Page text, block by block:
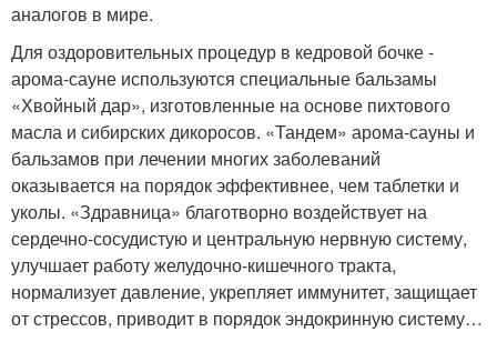
аналогов в мире.
Для оздоровительных процедур в кедровой бочке -
арома-сауне используются специальные бальзамы
«Хвойный дар», изготовленные на основе пихтового
масла и сибирских дикоросов. «Тандем» арома-сауны и
бальзамов при лечении многих заболеваний
оказывается на порядок эффективнее, чем таблетки и
уколы. «Здравница» благотворно воздействует на
сердечно-сосудистую и центральную нервную систему,
улучшает работу желудочно-кишечного тракта,
нормализует давление, укрепляет иммунитет, защищает
от стрессов, приводит в порядок эндокринную систему…